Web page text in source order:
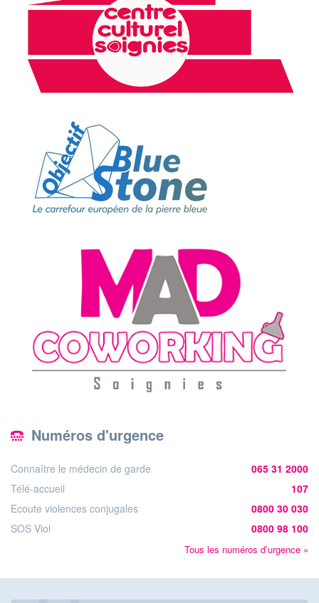
Numéros d'urgence
Connaître le médecin de garde
065 31 2000
Télé-accueil
107
Ecoute violences conjugales
0800 30 030
SOS Viol
0800 98 100
Tous les numéros d’urgence »